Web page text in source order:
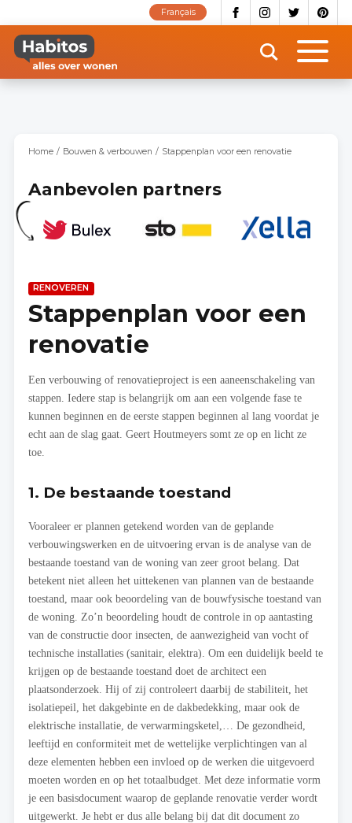
naar
inhoud
gaan
Français
Home Bouwen & verbouwen Stappenplan voor een renovatie
Aanbevolen partners
RENOVEREN
Stappenplan voor een
renovatie
Een verbouwing of renovatieproject is een aaneenschakeling van
stappen. Iedere stap is belangrijk om aan een volgende fase te
kunnen beginnen en de eerste stappen beginnen al lang voordat je
echt aan de slag gaat. Geert Houtmeyers somt ze op en licht ze
toe.
1. De bestaande toestand
Vooraleer er plannen getekend worden van de geplande
verbouwingswerken en de uitvoering ervan is de analyse van de
bestaande toestand van de woning van zeer groot belang. Dat
betekent niet alleen het uittekenen van plannen van de bestaande
toestand, maar ook beoordeling van de bouwfysische toestand van
de woning. Zo’n beoordeling houdt de controle in op aantasting
van de constructie door insecten, de aanwezigheid van vocht of
technische installaties (sanitair, elektra). Om een duidelijk beeld te
krijgen op de bestaande toestand doet de architect een
plaatsonderzoek. Hij of zij controleert daarbij de stabiliteit, het
isolatiepeil, het dakgebinte en de dakbedekking, maar ook de
elektrische installatie, de verwarmingsketel,… De gezondheid,
leeftijd en conformiteit met de wettelijke verplichtingen van al
deze elementen hebben een invloed op de werken die uitgevoerd
moeten worden en op het totaalbudget. Met deze informatie vorm
je een basisdocument waarop de geplande renovatie verder wordt
uitgewerkt. Je hebt er dus alle belang bij dat dit document zo